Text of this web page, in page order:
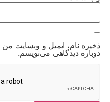
ذخیره نام، ایمیل و وبسایت
دوباره دیدگاهی می‌نویسم.